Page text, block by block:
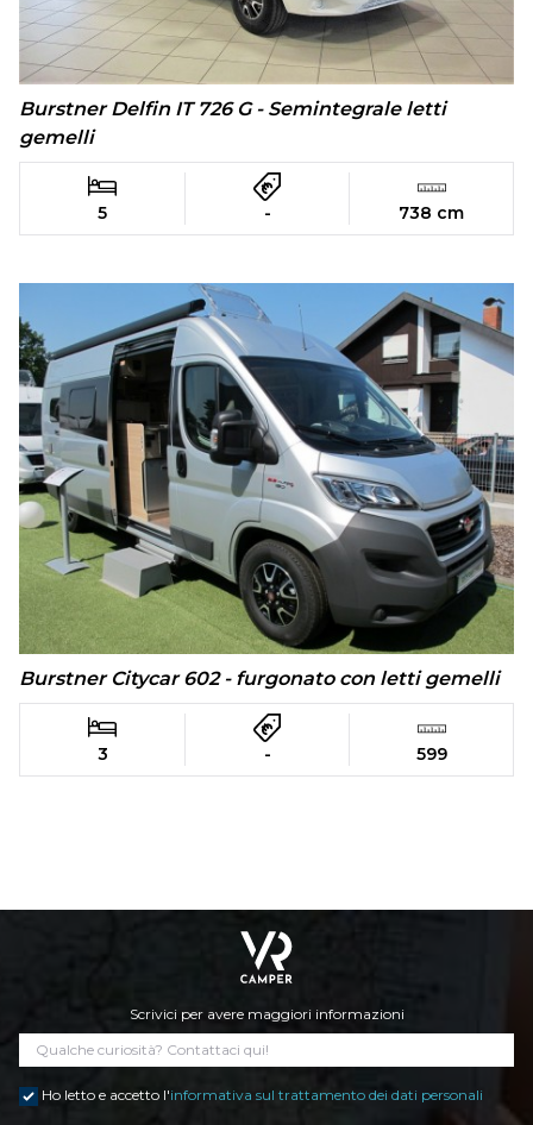
Burstner Delfin IT 726 G - Semintegrale letti
gemelli
5 - 738 cm
Burstner Citycar 602 - furgonato con letti gemelli
3 - 599
Scrivici per avere maggiori informazioni
Ho letto e accetto l'informativa sul trattamento dei dati personali